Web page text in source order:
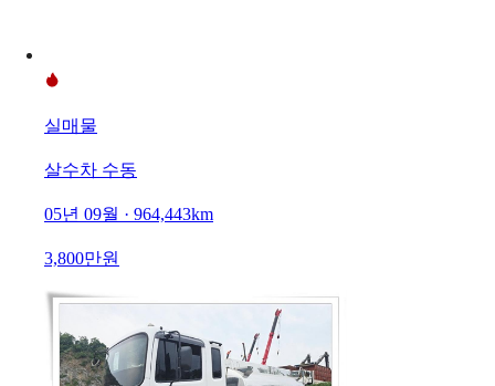
실매물
살수차 수동
05년 09월 · 964,443km
3,800만원